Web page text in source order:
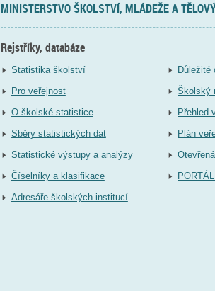
MINISTERSTVO ŠKOLSTVÍ, MLÁDEŽE A
Rejstříky, databáze
Statistika školství
Pro veřejnost
O školské statistice
Sběry statistických dat
Statistické výstupy a analýzy
Číselníky a klasifikace
Adresáře školských institucí
Důležité
Školský
Přehled
Plán